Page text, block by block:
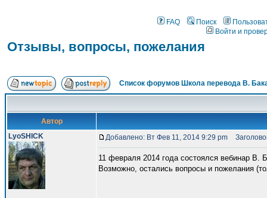
FAQ Поиск
Войти и
Отзывы, вопросы, пожелания
Список форумов Школа перевода В.
Автор
LyoSHICK
Добавлено: Вт Фев 11, 2014 9:29 pm
11 февраля 2014 года состоялся вебинар В.
Возможно, остались вопросы и пожелания